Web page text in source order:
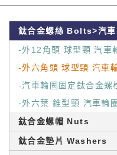
鈦合金螺絲 Bolts>汽
-外12角頭 球型頸 汽車
-外六角頭 球型頸 汽車
-汽車輪圈固定鈦合金螺
-外六葉 錐型頸 汽車輪
鈦合金螺帽 Nuts
鈦合金墊片 Washers